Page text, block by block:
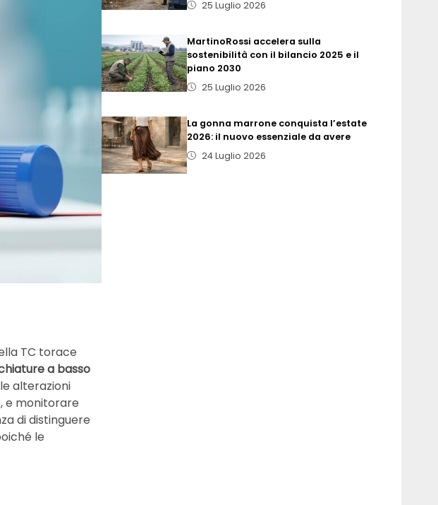
TC torace
a basso
alterazioni
e monitorare
di distinguere
le
25 Luglio 2026
MartinoRossi accelera sulla
sostenibilità con il bilancio 2025 e il
piano 2030
25 Luglio 2026
La gonna marrone conquista l’estate
2026: il nuovo essenziale da avere
24 Luglio 2026